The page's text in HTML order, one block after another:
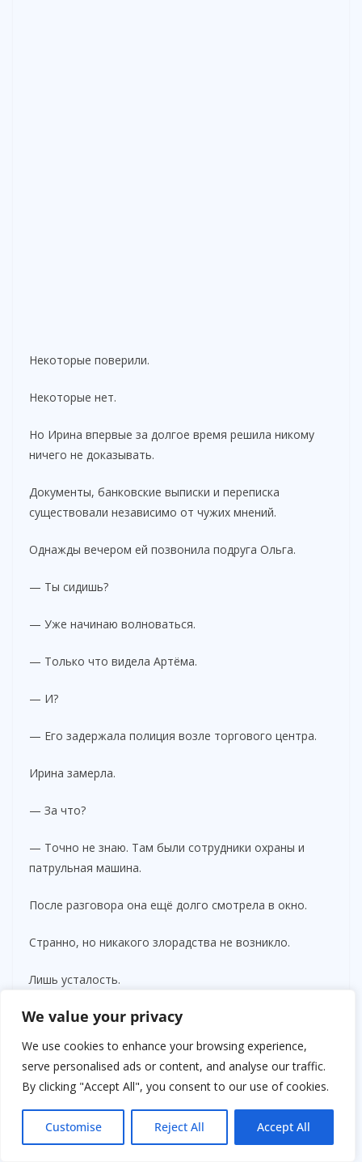
We value your privacy
We use cookies to enhance your browsing experience,
serve personalised ads or content, and analyse our traffic.
By clicking "Accept All", you consent to our use of cookies.
Customise Reject All Accept All
Некоторые поверили.
Некоторые нет.
Но Ирина впервые за долгое время решила никому
ничего не доказывать.
Документы, банковские выписки и переписка
существовали независимо от чужих мнений.
Однажды вечером ей позвонила подруга Ольга.
— Ты сидишь?
— Уже начинаю волноваться.
— Только что видела Артёма.
— И?
— Его задержала полиция возле торгового центра.
Ирина замерла.
— За что?
— Точно не знаю. Там были сотрудники охраны и
патрульная машина.
После разговора она ещё долго смотрела в окно.
Странно, но никакого злорадства не возникло.
Лишь усталость.
На следующий день ситуация прояснилась.
Позвонил следователь.
Оказалось, что Артёма задержали после попытки
вынести из магазина дорогостоящую электронику без
оплаты.